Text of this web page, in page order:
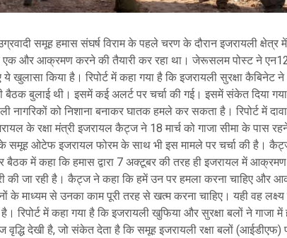
समूह हमास संघर्ष विराम के पहले चरण के दौरान इजरायली क्षेत्र
और आक्रमण करने की तैयारी कर रहा था। जेरूसलम पोस्ट ने
ये खुलासा किया है। रिपोर्ट में कहा गया है कि इजरायली सुरक्षा कैबिनेट ने
बुलाई थी। इसमें कई अलर्ट पर चर्चा की गई। इसमें संकेत दिया
नागरिकों को निशाना बनाकर घातक हमले कर सकता है। रिपोर्ट में
के रक्षा मंत्री इजरायल कैट्ज ने 18 मार्च को गाजा सीमा के पास
के समूह ओटेफ इजरायल फोरम के साथ भी इस मामले पर चर्चा की है।
बैठक में कहा कि हमास द्वारा 7 अक्टूबर की तरह ही इजरायल में
की जा रही है। कैट्ज ने कहा कि हमें उन पर हमला करना चाहिए और
के माध्यम से उनका काम पूरी तरह से खत्म करना चाहिए। यही वह
रिपोर्ट में कहा गया है कि इजरायली खुफिया और सुरक्षा बलों ने गाजा
वृद्धि देखी है, जो संकेत देता है कि समूह इजरायली रक्षा बलों (आईडीएफ)